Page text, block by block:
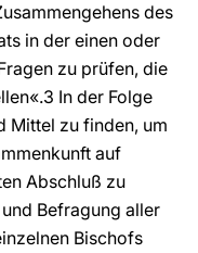
des
in der einen oder
zu prüfen, die
In der Folge
Mittel zu finden, um
auf
Abschluß zu
Befragung aller
Bischofs